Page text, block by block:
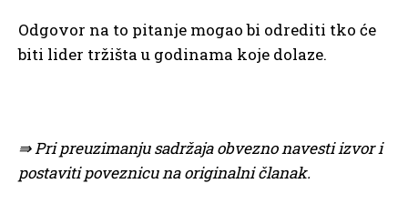
Odgovor na to pitanje mogao bi odrediti tko će
biti lider tržišta u godinama koje dolaze.
⇛ Pri preuzimanju sadržaja obvezno navesti izvor i
postaviti poveznicu na originalni članak.